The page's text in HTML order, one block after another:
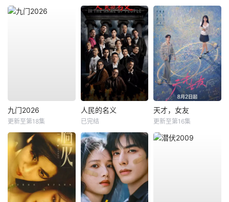
九门2026
更新至第18集
人民的名义
已完结
天才，女友
更新至第16集